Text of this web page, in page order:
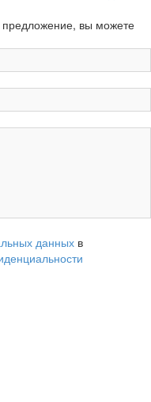
предложение, вы можете
данных в